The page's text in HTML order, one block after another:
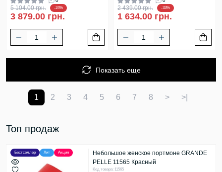
5 104.00 грн. -24%
3 879.00 грн.
2 439.00 грн. -33%
1 634.00 грн.
Показать еще
1 2 3 4 5 6 7 8 > >|
Топ продаж
Бестселлер Хит Акция
Небольшое женское портмоне GRANDE
PELLE 11565 Красный
Код товара: 11565